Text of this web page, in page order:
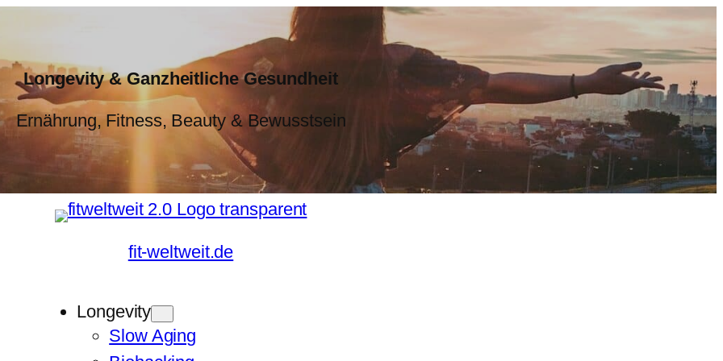
Longevity & Ganzheitliche Gesundheit
Ernährung, Fitness, Beauty & Bewusstsein
fit-weltweit.de
Longevity
Slow Aging